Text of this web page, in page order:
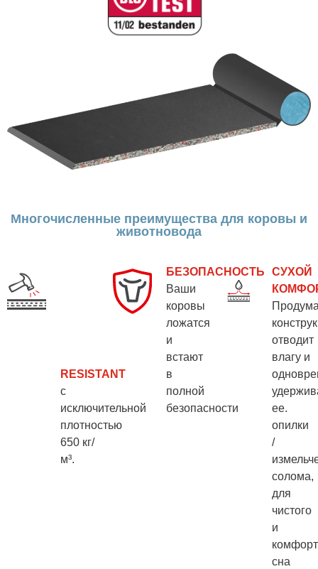
Многочисленные преимущества для коровы и
животновода
RESISTANT
с
исключительной
плотностью
650 кг/
м³.
БЕЗОПАСНОСТЬ
Ваши
коровы
ложатся
и
встают
в
полной
безопасности
СУХОЙ
отводит
влагу и
ее.
опилки
/
солома,
для
чистого
и
сна